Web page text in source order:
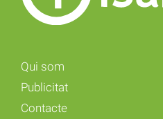
Qui som
Publicitat
Contacte